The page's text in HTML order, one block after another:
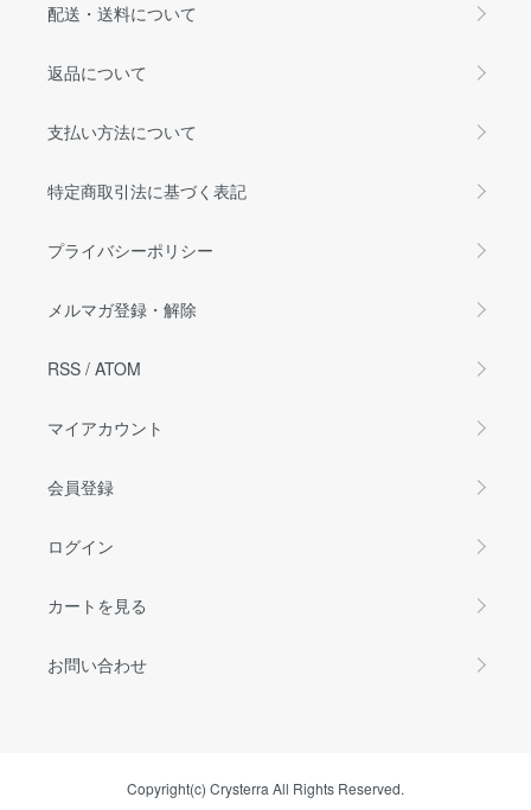
配送・送料について
返品について
支払い方法について
特定商取引法に基づく表記
プライバシーポリシー
メルマガ登録・解除
RSS / ATOM
マイアカウント
会員登録
ログイン
カートを見る
お問い合わせ
Copyright(c) Crysterra All Rights Reserved.